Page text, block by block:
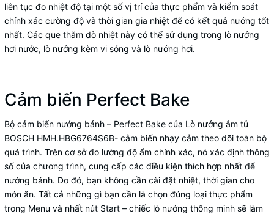
liên tục đo nhiệt độ tại một số vị trí của thực phẩm và kiểm soát
chính xác cường độ và thời gian gia nhiệt để có kết quả nướng tốt
nhất. Các que thăm dò nhiệt này có thể sử dụng trong lò nướng
hơi nước, lò nướng kèm vi sóng và lò nướng hơi.
Cảm biến Perfect Bake
Bộ cảm biến nướng bánh – Perfect Bake của Lò nướng âm tủ
BOSCH HMH.HBG6764S6B- cảm biến nhạy cảm theo dõi toàn bộ
quá trình. Trên cơ sở đo lường độ ẩm chính xác, nó xác định thông
số của chương trình, cung cấp các điều kiện thích hợp nhất để
nướng bánh. Do đó, bạn không cần cài đặt nhiệt, thời gian cho
món ăn. Tất cả những gì bạn cần là chọn đúng loại thực phẩm
trong Menu và nhất nút Start – chiếc lò nướng thông minh sẽ làm